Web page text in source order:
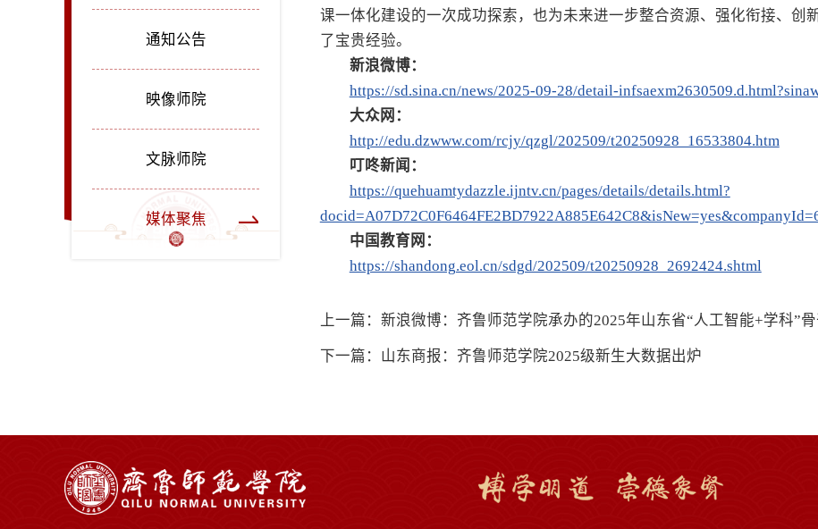
通知公告
映像师院
文脉师院
媒体聚焦
课一体化建设的一次成功探索，也为未来进一步整合资源、强化衔接、创
了宝贵经验。
新浪微博：
https://sd.sina.cn/news/2025-09-28/detail-
大众网：
http://edu.dzwww.com/rcjy/qzgl/202509/t20250928_16533804.htm
叮咚新闻：
https://quehuamtydazzle.ijntv.cn/pages/details/details.html?
中国教育网：
https://shandong.eol.cn/sdgd/202509/t20250928_2692424.shtml
上一篇：新浪微博：齐鲁师范学院承办的2025年山东省“人工智能+学科”
下一篇：山东商报：齐鲁师范学院2025级新生大数据出炉